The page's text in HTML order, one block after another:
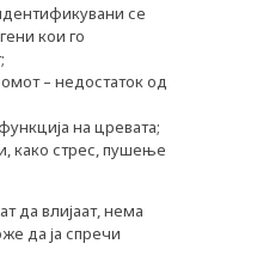
се
кои го
– недостаток од
на цревата;
како стрес, пушење
да влијаат, нема
да ја спречи